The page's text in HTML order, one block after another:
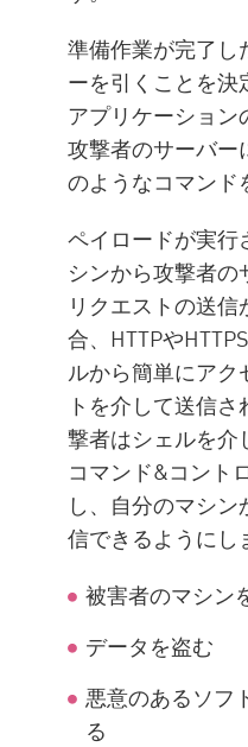
準備作業が完了
ーを引くことを決
アプリケーション
攻撃者のサーバー
のようなコマンド
ペイロードが実行
シンから攻撃者の
リクエストの送
合、HTTPや
ルから簡単にアク
トを介して送信
撃者はシェルを
コマンド&コント
し、自分のマシ
信できるようにし
被害者のマシン
データを盗む
悪意のあるソフ
る